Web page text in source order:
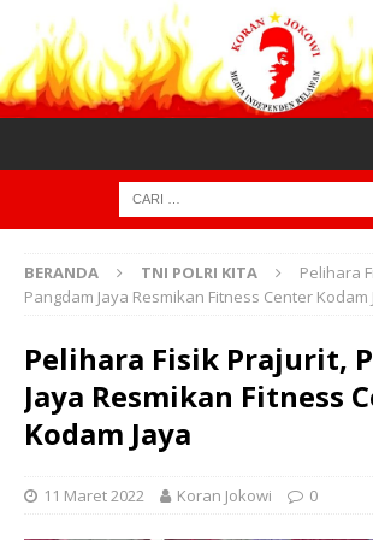
BERANDA TNI POLRI KITA
Pelihara
Pangdam Jaya Resmikan Fitness Center Kodam
Pelihara Fisik Prajurit,
Jaya Resmikan Fitness
Kodam Jaya
11 Maret 2022 Koran Jokowi 0